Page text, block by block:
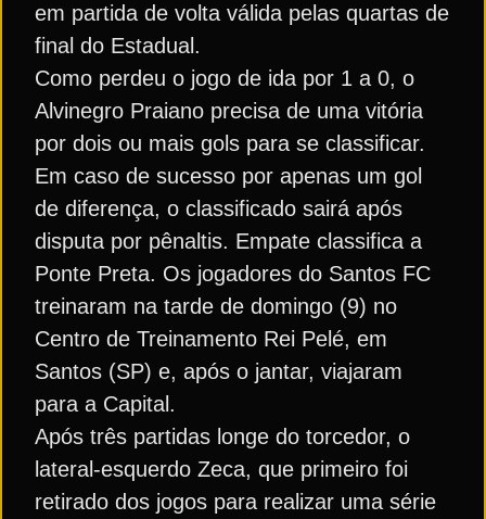
em partida de volta válida pelas quartas de
final do Estadual.
Como perdeu o jogo de ida por 1 a 0, o
Alvinegro Praiano precisa de uma vitória
por dois ou mais gols para se classificar.
Em caso de sucesso por apenas um gol
de diferença, o classificado sairá após
disputa por pênaltis. Empate classifica a
Ponte Preta. Os jogadores do Santos FC
treinaram na tarde de domingo (9) no
Centro de Treinamento Rei Pelé, em
Santos (SP) e, após o jantar, viajaram
para a Capital.
Após três partidas longe do torcedor, o
lateral-esquerdo Zeca, que primeiro foi
retirado dos jogos para realizar uma série